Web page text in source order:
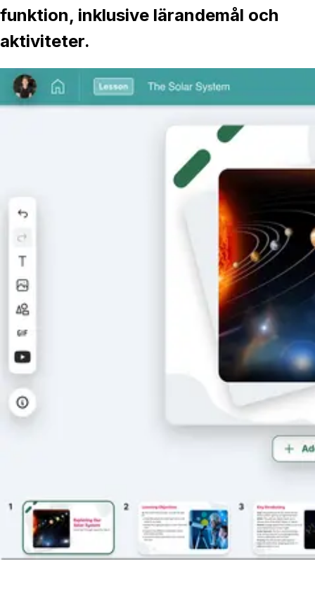
funktion, inklusive lärandemål och
aktiviteter.